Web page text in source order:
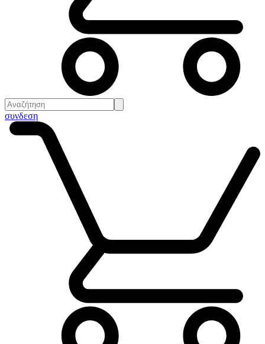
συνδεση